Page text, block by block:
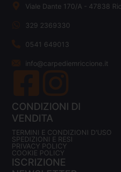
Viale Dante 170/A - 47838
329 2369330
0541 649013
info@carpediemriccione.it
CONDIZIONI DI
VENDITA
TERMINI E CONDIZIONI D'USO
SPEDIZIONI E RESI
PRIVACY POLICY
COOKIE POLICY
ISCRIZIONE